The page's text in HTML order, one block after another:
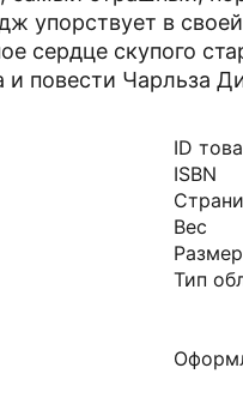
упорствует в
сердце скупого
повести Чарльза
ID
ISBN
Вес
Тип